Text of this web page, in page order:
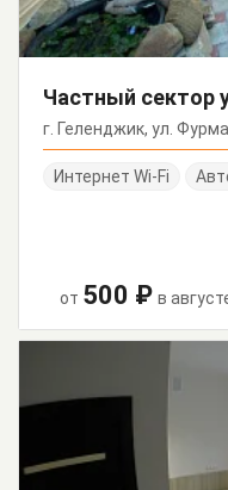
Частный сектор
г. Геленджик, ул.
Интернет Wi-Fi
от 500 ₽ в